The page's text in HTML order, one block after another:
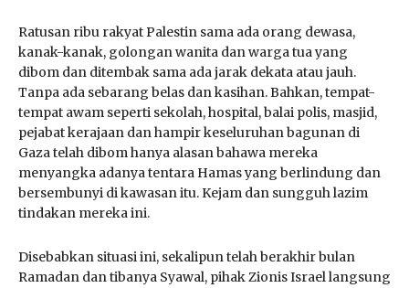
Ratusan ribu rakyat Palestin sama ada orang dewasa,
kanak-kanak, golongan wanita dan warga tua yang
dibom dan ditembak sama ada jarak dekata atau jauh.
Tanpa ada sebarang belas dan kasihan. Bahkan, tempat-
tempat awam seperti sekolah, hospital, balai polis, masjid,
pejabat kerajaan dan hampir keseluruhan bagunan di
Gaza telah dibom hanya alasan bahawa mereka
menyangka adanya tentara Hamas yang berlindung dan
bersembunyi di kawasan itu. Kejam dan sungguh lazim
tindakan mereka ini.
Disebabkan situasi ini, sekalipun telah berakhir bulan
Ramadan dan tibanya Syawal, pihak Zionis Israel langsung